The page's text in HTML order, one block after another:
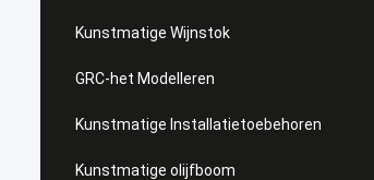
Kunstmatige Wijnstok
GRC-het Modelleren
Kunstmatige Installatietoebehoren
Kunstmatige olijfboom